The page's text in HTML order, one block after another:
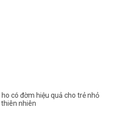
có đờm hiệu quả cho trẻ nhỏ
nhiên